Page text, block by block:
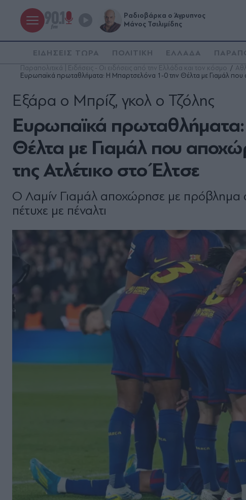
Ραδιοβάρκα ο Άγρυπνος
Μάνος Τσιλιμίδης
ΕΙΔΗΣΕΙΣ ΤΩΡΑ ΠΟΛΙΤΙΚΗ ΕΛΛΑΔΑ
Παραπολιτικά | Ειδήσεις - Οι ειδήσεις από την Ελλάδα και τον κόσμο
Ευρωπαϊκά πρωταθλήματα: Η Μπαρτσελόνα 1-0 την Θέλτα με Γιαμάλ που
Ευρωπαϊκά
Θέλτα με Γιαμάλ που
της Ατλέτικο στο Έλτσε
Εξάρα ο Μπρίζ, γκολ ο Τζόλης
Ο Λαμίν Γιαμάλ αποχώρησε με πρόβλημα
πέτυχε με πέναλτι